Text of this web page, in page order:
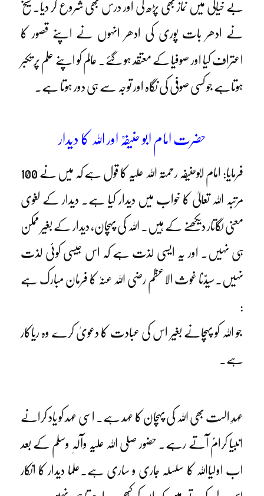
بے خیالی میں نماز بھی پڑھ لی اور درس بھی شروع کر دیا۔ شیخ
نے ادھر بات پوری کی ادھر انہوں نے اپنے قصور کا
اعتراف کیا اور صوفیا کے معتقد ہو گئے۔ عالم کو اپنے علم پر تکبر
ہوتاہے جو کسی صوفی کی نگاہ اور توجہ سے ہی دور ہوتا ہے۔
حضرت امام ابو حنیفہؒ اور اللہ کا دیدار
فرمایا: امام ابوحنیفہ رحمتہ اللہ علیہ کا قول ہے کہ میں نے 100
مرتبہ اللہ تعالیٰ کا خواب میں دیدار کیا ہے۔ دیدار کے لغوی
معنی لگاتار دیکھنے کے ہیں۔ اللہ کی پہچان، دیدار کے بغیر ممکن
ہی نہیں۔ اور یہ ایسی لذت ہے کہ اس جیسی کوئی لذت
نہیں۔سیدّنا غوث الاعظم رضی اللہ عنہٗ کا فرمان مبارک ہے
:
جو اللہ کو پہچانے بغیر اس کی عبادت کا دعویٰ کرے وہ ریاکار
ہے۔
عہدِ الست بھی اللہ کی پہچان کا عہد ہے۔ اسی عہد کو یاد کرانے
انبیا کرامؑ آتے رہے۔ حضور صلی اللہ علیہ وآلہٖ وسلم کے بعد
اب اولیااللہ کا سلسلہ جاری و ساری ہے۔علما دیدار کا انکار